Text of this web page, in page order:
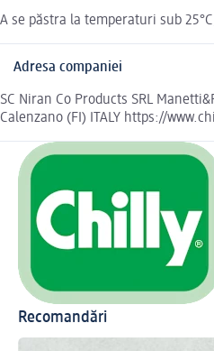
A se păstra la temperaturi sub
Adresa companiei
SC Niran Co Products SRL
Calenzano (FI) ITALY https://
Recomandări